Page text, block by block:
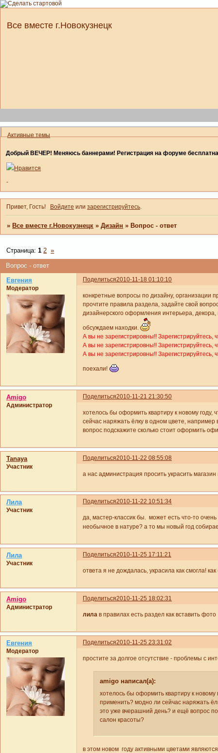
Все вместе г.Новокузнецк
Активные темы
Добрый ВЕЧЕР! Меняюсь баннерами! Регистрация на форуме бесплатна
Нравится
-
Привет, Гость! Войдите или зарегистрируйтесь.
»Все вместе г.Новокузнецк »Дизайн »Вопрос - ответ
Вопрос - ответ
Страница:1 2 »
Поделиться2010-11-18 01:10:10
Евгения
Модератор
конкретные вопросы по дизайну, организации
прочтите правила раздела, задайте свой
дизайнерского оформления интерьера,
обсуждаем находки.
А вы не зарегистрировны!! Зарегистрируйтесь,
А вы не зарегистрировны!! Зарегистрируйтесь,
А вы не зарегистрировны!! Зарегистрируйтесь,
поехали!
Поделиться2010-11-21 21:30:50
Amigo
Администратор
хотелось бы оформить квартиру к новому
сейчас наряжать ёлку в одном цвете,
вопрос подскажите сколько стоит оформить
Поделиться2010-11-22 08:55:08
Tanaya
Участник
а нас администрация просить украсить магазин
Поделиться2010-11-22 10:51:34
Лила
Участник
да, мастер-классик бы. может есть что-то
необычное в натуре? а то мы новый год
Поделиться2010-11-25 17:11:21
Лила
Участник
ответа я не дождалась, украсила как смогла!
Поделиться2010-11-25 18:02:31
Amigo
Администратор
лила в правилах есть раздел как вставить фото
Поделиться2010-11-25 23:31:02
Евгения
Модератор
простите за долгое отсутствие - проблемы с
amigo написал(а):
хотелось бы оформить квартиру к новому
применить? модно ли сейчас наряжать
это уже вчерашний день? и ещё вопрос
салон красоты?
в этом новом году активными цветами